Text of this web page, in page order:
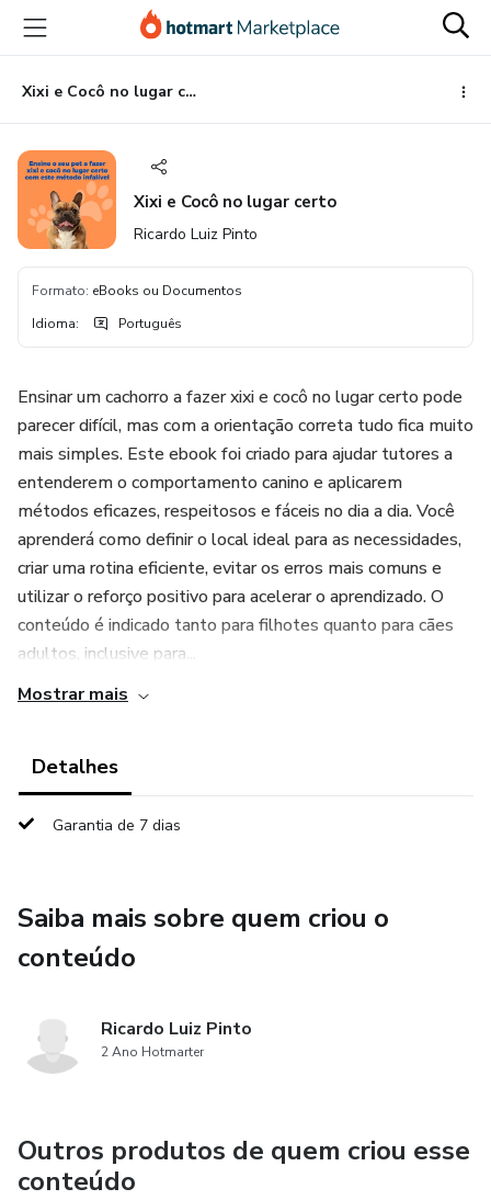
para
conteúdo
principal
para
pagamento
para
rodapé
Xixi e Cocô no lugar certo
Xixi e Cocô no lugar certo
Ricardo Luiz Pinto
Formato: eBooks ou Documentos
Idioma: Português
Ensinar um cachorro a fazer xixi e cocô no lugar certo pode
parecer difícil, mas com a orientação correta tudo fica muito
mais simples. Este ebook foi criado para ajudar tutores a
entenderem o comportamento canino e aplicarem
métodos eficazes, respeitosos e fáceis no dia a dia. Você
aprenderá como definir o local ideal para as necessidades,
criar uma rotina eficiente, evitar os erros mais comuns e
utilizar o reforço positivo para acelerar o aprendizado. O
conteúdo é indicado tanto para filhotes quanto para cães
adultos, inclusive para...
Mostrar mais
Detalhes
Garantia de 7 dias
Saiba mais sobre quem criou o
conteúdo
Ricardo Luiz Pinto
2 Ano Hotmarter
Outros produtos de quem criou esse
conteúdo